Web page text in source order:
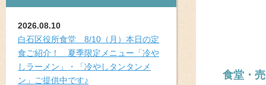
2026.08.10
白石区役所食堂 8/10（月）本日の定
食ご紹介！ 夏季限定メニュー「冷や
しラーメン」・「冷やしタンタンメ
ン」ご提供中です♪
食堂・